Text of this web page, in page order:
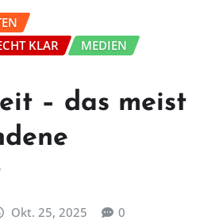
KLAR
MEDIEN
– das meist
Okt. 25, 2025 0